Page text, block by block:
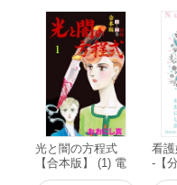
光と闇の方程式
【合本版】 (1) 電
子書籍版
看護
-【
子